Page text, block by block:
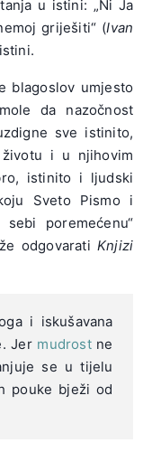
u istini: „Ni Ja
griješiti“ (Ivan
blagoslov umjesto
da nazočnost
sve istinito,
i u njihovim
istinito i ljudski
Sveto Pismo i
poremećenu“
odgovarati Knjizi
i iskušavana
Jer mudrostne
se u tijelu
pouke bježi od